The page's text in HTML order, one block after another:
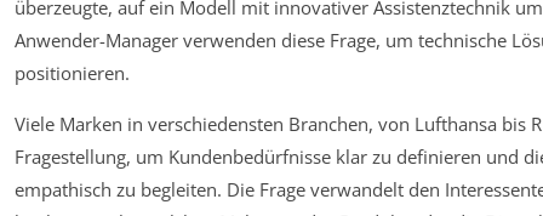
überzeugte, auf ein Modell mit innovativer Assistenztechnik
Anwender-Manager verwenden diese Frage, um technische
positionieren.
Viele Marken in verschiedensten Branchen, von Lufthansa bis
Fragestellung, um Kundenbedürfnisse klar zu definieren und
empathisch zu begleiten. Die Frage verwandelt den